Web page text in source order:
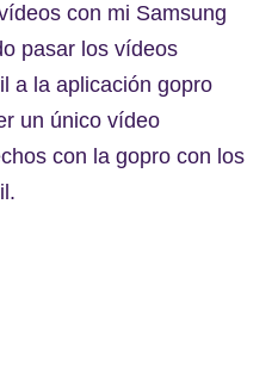
con mi Samsung
pasar los vídeos
a la aplicación gopro
un único vídeo
con la gopro con los